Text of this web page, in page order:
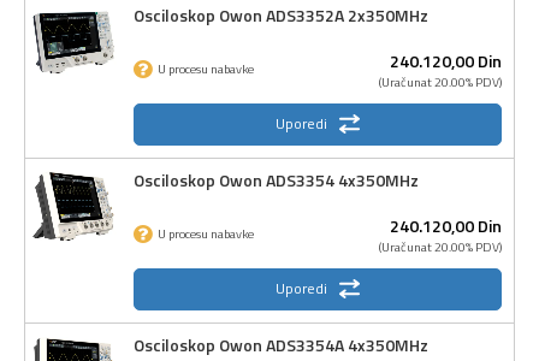
Osciloskop Owon ADS3352A 2x350MHz
240.120,00Din
(Uračunat 20.00% PDV)
U procesu nabavke
Uporedi
Osciloskop Owon ADS3354 4x350MHz
240.120,00Din
(Uračunat 20.00% PDV)
U procesu nabavke
Uporedi
Osciloskop Owon ADS3354A 4x350MHz